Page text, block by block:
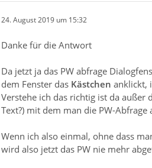
24. August 2019 um 15:32
Danke für die Antwort
Da jetzt ja das PW abfrage
dem Fenster das Kästchen anklickt,
Verstehe ich das richtig ist da außer
Text?) mit dem man die PW-Abfrage
Wenn ich also einmal, ohne dass
wird also jetzt das PW nie mehr